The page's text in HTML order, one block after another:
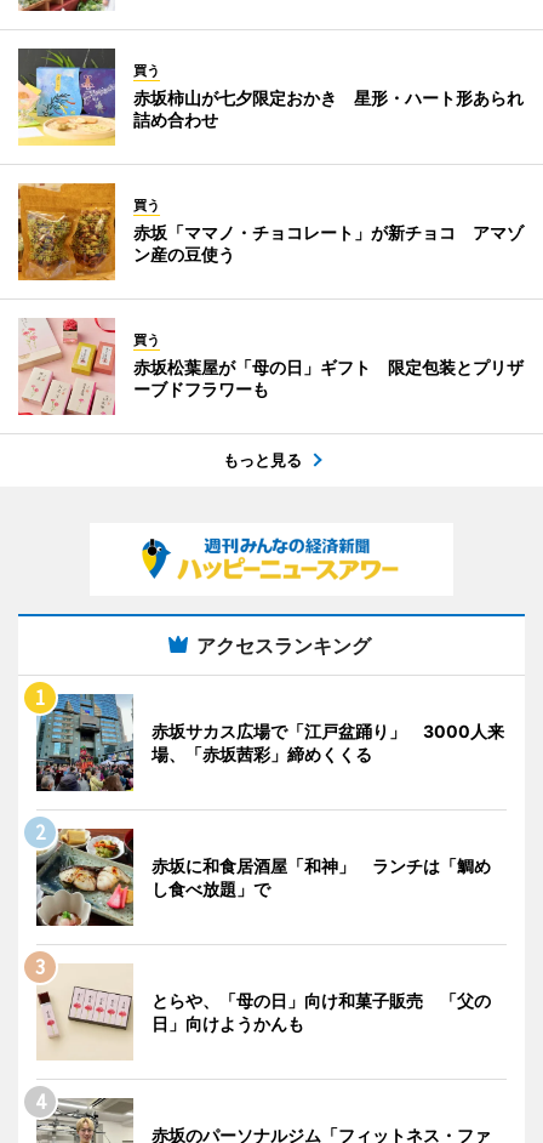
買う
赤坂柿山が七夕限定おかき 星形・ハート形あられ
詰め合わせ
買う
赤坂「ママノ・チョコレート」が新チョコ アマゾ
ン産の豆使う
買う
赤坂松葉屋が「母の日」ギフト 限定包装とプリザ
ーブドフラワーも
もっと見る
アクセスランキング
赤坂サカス広場で「江戸盆踊り」 3000人来
場、「赤坂茜彩」締めくくる
赤坂に和食居酒屋「和神」 ランチは「鯛め
し食べ放題」で
とらや、「母の日」向け和菓子販売 「父の
日」向けようかんも
赤坂のパーソナルジム「フィットネス・ファ